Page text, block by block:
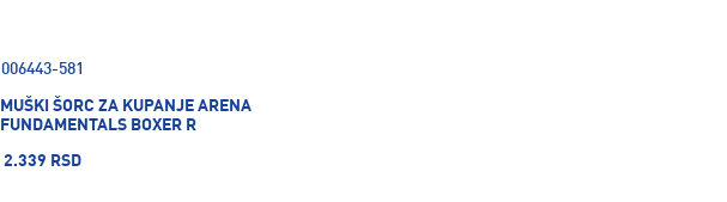
006443-581
MUŠKI ŠORC ZA KUPANJE ARENA
FUNDAMENTALS BOXER R
2.339 RSD